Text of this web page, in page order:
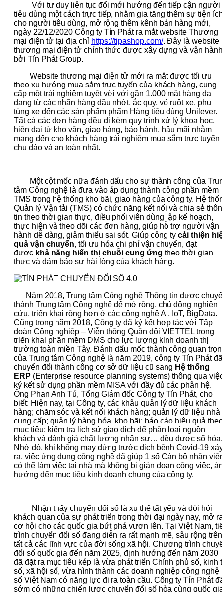
Với tư duy liên tục đổi mới hướng đến tiếp cận người
tiêu dùng một cách trực tiếp, nhằm gia tăng thêm sự tiện
cho người tiêu dùng, mở rộng thêm kênh bán hàng mới,
ngày 22/12/2020 Công ty Tín Phát ra mắt website Thương
mại điện tử tại địa chỉ https://tipashop.com/. Đây là website
thương mại điện tử chính thức được xây dựng và vận hành
bởi Tín Phát Group.
Website thương mại điện tử mới ra mắt được tối ưu
theo xu hướng mua sắm trực tuyến của khách hàng, cung
cấp một trải nghiệm tuyệt vời với gần 1.000 mặt hàng đa
dạng từ các nhãn hàng dầu nhớt, ắc quy, vỏ ruột xe, phụ
tùng xe đến các sản phẩm phẩm Hàng tiêu dùng Unilever.
Tất cả các đơn hàng đều đi kèm quy trình xử lý khoa học,
hiện đại từ kho vận, giao hàng, bảo hành, hậu mãi nhằm
mang đến cho khách hàng trải nghiệm mua sắm trực tuyến
chu đáo và an toàn nhất.
Một cột mốc nữa đánh dấu cho sự thành công của
tâm Công nghệ là đưa vào áp dụng thành công phần mềm
TMS trong hệ thống kho bãi, giao hàng của công ty. Hệ
Quản lý Vận tải (TMS) có chức năng kết nối và chia sẻ
tin theo thời gian thực, điều phối viên dùng lập kế hoạch,
thực hiện và theo dõi các đơn hàng, giúp hỗ trợ người vận
hành dễ dàng, giảm thiểu sai sót. Giúp công ty cải thiện
quả vận chuyển, tối ưu hóa chi phí vận chuyển, đạt
được khả năng hiển thị chuỗi cung ứng theo thời gian
thực và đảm bảo sự hài lòng của khách hàng.
Năm 2018, Trung tâm Công nghệ Thông tin được
thành Trung tâm Công nghệ để mở rộng, chủ động nghiên
cứu, triển khai rộng hơn ở các công nghệ AI, IoT, BigData.
Cũng trong năm 2018, Công ty đã ký kết hợp tác với Tập
đoàn Công nghiệp – Viễn thông Quân đội VIETTEL trong
triển khai phần mềm DMS cho lực lượng kinh doanh thị
trường toàn miền Tây. Đánh dấu mốc thành công quan
của Trung tâm Công nghệ là năm 2019, công ty Tín Phát đã
chuyển đổi thành công cơ sở dữ liệu cũ sang Hệ thống
ERP (Enterprise resource planning systems) thông qua
ký kết sử dụng phần mềm MISA với đầy đủ các phân hệ.
Ông Phan Anh Tú, Tổng Giám đốc Công ty Tín Phát, cho
biết: Hiện nay, tại Công ty, các khâu quản lý dữ liệu khách
hàng; chăm sóc và kết nối khách hàng; quản lý dữ liệu nhà
cung cấp; quản lý hàng hóa, kho bãi; báo cáo hiệu quả
mục tiêu; kiểm tra lịch sử giao dịch để phân loại nguồn
khách và đánh giá chất lượng nhân sự… đều được số hóa.
Nhờ đó, khi không may đứng trước dịch bệnh Covid-19
ra, việc ứng dụng công nghệ đã giúp 1 số Cán bộ nhân
có thể làm việc tại nhà mà không bị gián đoạn công việc,
hưởng đến mục tiêu kinh doanh chung của công ty.
Nhận thấy chuyển đổi số là xu thế tất yếu và đòi hỏi
khách quan của sự phát triển trong thời đại ngày nay, mở
cơ hội cho các quốc gia bứt phá vươn lên. Tại Việt Nam,
trình chuyển đổi số đang diễn ra rất mạnh mẽ, sâu rộng trên
tất cả các lĩnh vực của đời sống xã hội. Chương trình
đổi số quốc gia đến năm 2025, định hướng đến năm 2030
đã đặt ra mục tiêu kép là vừa phát triển Chính phủ số, kinh
số, xã hội số, vừa hình thành các doanh nghiệp công nghệ
số Việt Nam có năng lực đi ra toàn cầu. Công ty Tín Phát
sớm có những chiến lược chuyển đổi số hòa cùng quốc